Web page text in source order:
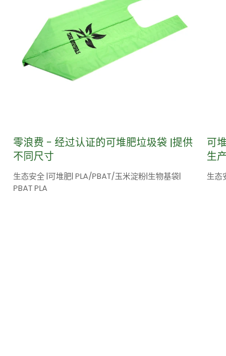
零浪费 - 经过认证的可堆肥垃圾袋 |提供
不同尺寸
生态安全 |可堆肥| PLA/PBAT/玉米淀粉|生物基袋|
PBAT PLA
可
生
生态